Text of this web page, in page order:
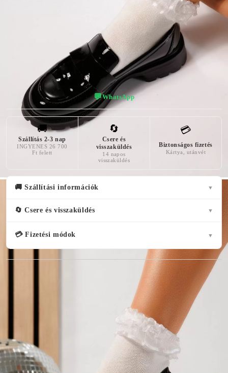
Lakkozott
Bőr
A TALP
MAGASSÁGA
3 centiméter
💬WhatsApp
🚚
Szállítás 2-3 nap
INGYENES 26 700
Ft felett
🔄
Csere és
visszaküldés
14 napos
visszaküldés
💳
Biztonságos fizetés
Kártya, utánvét
🚚 Szállítási információk ▼
🔄 Csere és visszaküldés ▼
💳 Fizetési módok ▼